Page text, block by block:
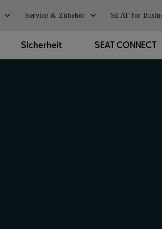
Service & Zubehör SEAT for
Sicherheit SEAT CONNECT